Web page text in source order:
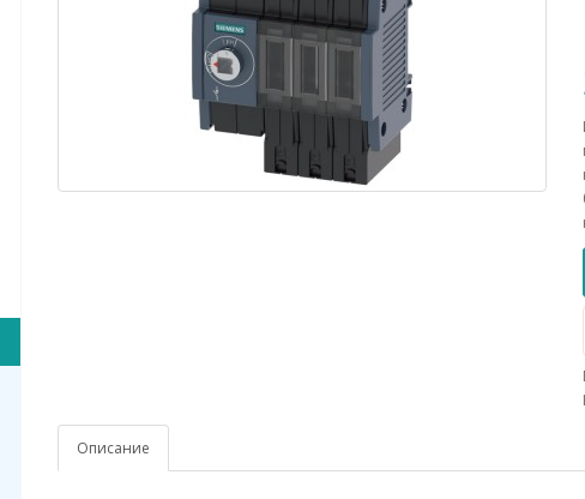
Описание